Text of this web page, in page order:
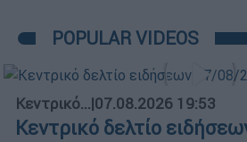
POPULAR VIDEOS
Κεντρικό...|07.08.2026 19:53
Κεντρικό δελτίο